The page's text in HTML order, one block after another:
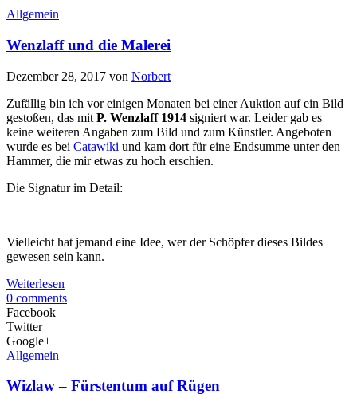
Allgemein
Wenzlaff und die Malerei
Dezember 28, 2017 von Norbert
Zufällig bin ich vor einigen Monaten bei einer Auktion auf ein Bild
gestoßen, das mit P. Wenzlaff 1914 signiert war. Leider gab es
keine weiteren Angaben zum Bild und zum Künstler. Angeboten
wurde es bei Catawiki und kam dort für eine Endsumme unter den
Hammer, die mir etwas zu hoch erschien.
Die Signatur im Detail:
Vielleicht hat jemand eine Idee, wer der Schöpfer dieses Bildes
gewesen sein kann.
Weiterlesen
0 comments
Facebook
Twitter
Google+
Allgemein
Wizlaw – Fürstentum auf Rügen